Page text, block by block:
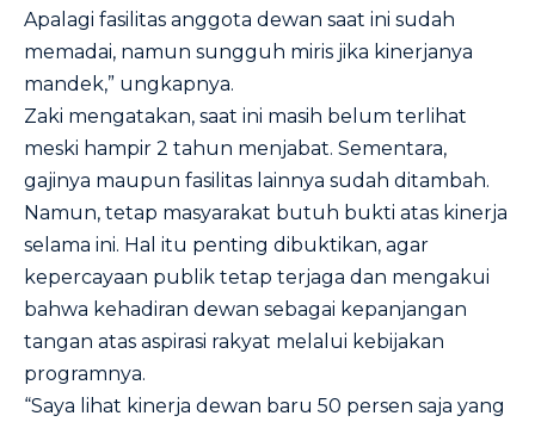
Apalagi fasilitas anggota dewan saat ini sudah
memadai, namun sungguh miris jika kinerjanya
mandek,” ungkapnya.
Zaki mengatakan, saat ini masih belum terlihat
meski hampir 2 tahun menjabat. Sementara,
gajinya maupun fasilitas lainnya sudah ditambah.
Namun, tetap masyarakat butuh bukti atas kinerja
selama ini. Hal itu penting dibuktikan, agar
kepercayaan publik tetap terjaga dan mengakui
bahwa kehadiran dewan sebagai kepanjangan
tangan atas aspirasi rakyat melalui kebijakan
programnya.
“Saya lihat kinerja dewan baru 50 persen saja yang